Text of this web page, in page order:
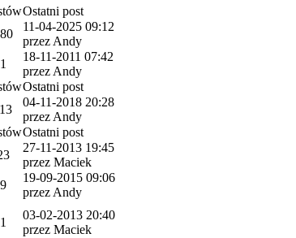
Ostatni post
11-04-2025 09:12
przez Andy
1
18-11-2011 07:42
przez Andy
Ostatni post
04-11-2018 20:28
przez Andy
Ostatni post
27-11-2013 19:45
przez Maciek
9
19-09-2015 09:06
przez Andy
1
03-02-2013 20:40
przez Maciek